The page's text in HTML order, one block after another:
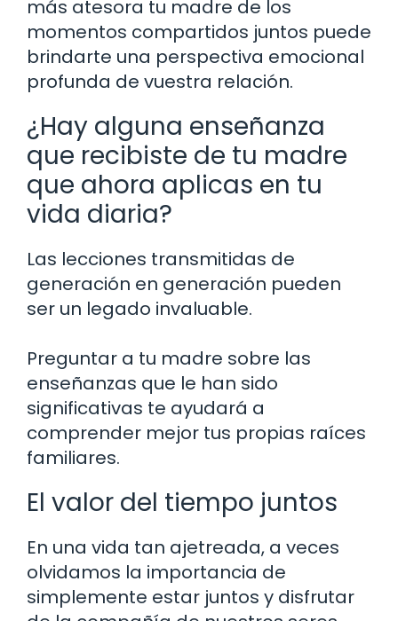
más atesora tu madre de los
momentos compartidos juntos puede
brindarte una perspectiva emocional
profunda de vuestra relación.
¿Hay alguna enseñanza
que recibiste de tu madre
que ahora aplicas en tu
vida diaria?
Las lecciones transmitidas de
generación en generación pueden
ser un legado invaluable.
Preguntar a tu madre sobre las
enseñanzas que le han sido
significativas te ayudará a
comprender mejor tus propias raíces
familiares.
El valor del tiempo juntos
En una vida tan ajetreada, a veces
olvidamos la importancia de
simplemente estar juntos y disfrutar